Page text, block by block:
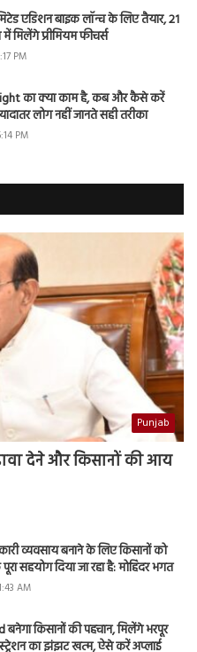
एडिशन बाइक लॉन्च के लिए तैयार, 21
प्रीमियम फीचर्स
PM
का क्या काम है, कब और कैसे करें
लोग नहीं जानते सही तरीका
PM
Punjab
देने और किसानों की आय
व्यवसाय बनाने के लिए किसानों को
सहयोग दिया जा रहा है: मोहिंदर भगत
AM
बनेगा किसानों की पहचान, मिलेंगे भरपूर
का झंझट खत्म, ऐसे करें अप्लाई